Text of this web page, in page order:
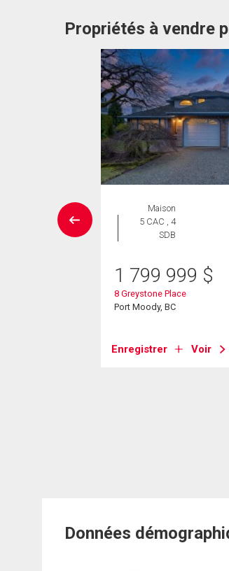
Propriétés à vendre
Maison
5 CAC , 4
SDB
1 799 999 $
8 Greystone Place
Port Moody, BC
Enregistrer Voir
Données